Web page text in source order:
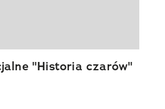
"Historia czarów"